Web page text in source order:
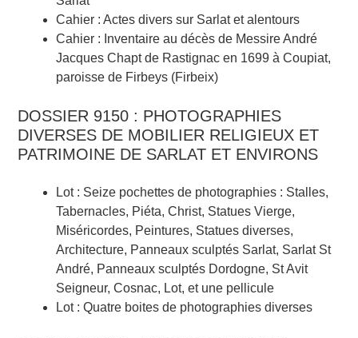
Cahier : Actes divers sur Sarlat et alentours
Cahier : Inventaire au décès de Messire André
Jacques Chapt de Rastignac en 1699 à Coupiat,
paroisse de Firbeys (Firbeix)
DOSSIER 9150 : PHOTOGRAPHIES
DIVERSES DE MOBILIER RELIGIEUX ET
PATRIMOINE DE SARLAT ET ENVIRONS
Lot : Seize pochettes de photographies : Stalles,
Tabernacles, Piéta, Christ, Statues Vierge,
Miséricordes, Peintures, Statues diverses,
Architecture, Panneaux sculptés Sarlat, Sarlat St
André, Panneaux sculptés Dordogne, St Avit
Seigneur, Cosnac, Lot, et une pellicule
Lot : Quatre boites de photographies diverses